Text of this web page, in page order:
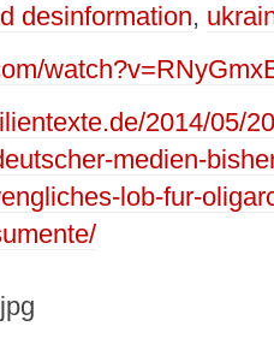
desinformation,
2014/05/
medien-
lob-fur-